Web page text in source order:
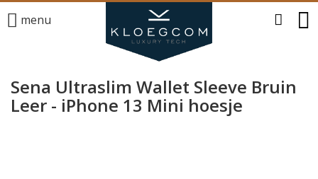
menu
Sena Ultraslim Wallet Sleeve Bruin
Leer - iPhone 13 Mini hoesje